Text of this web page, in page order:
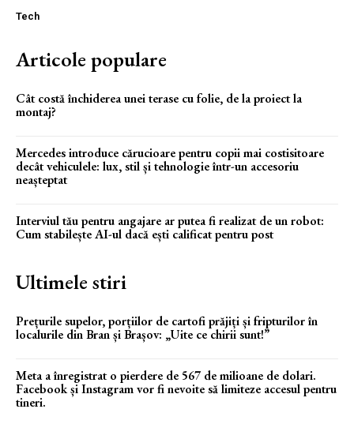
Tech
Articole populare
Cât costă închiderea unei terase cu folie, de la proiect la
montaj?
Mercedes introduce cărucioare pentru copii mai costisitoare
decât vehiculele: lux, stil și tehnologie într-un accesoriu
neașteptat
Interviul tău pentru angajare ar putea fi realizat de un robot:
Cum stabilește AI-ul dacă ești calificat pentru post
Ultimele stiri
Prețurile supelor, porțiilor de cartofi prăjiți și fripturilor în
localurile din Bran și Brașov: „Uite ce chirii sunt!”
Meta a înregistrat o pierdere de 567 de milioane de dolari.
Facebook și Instagram vor fi nevoite să limiteze accesul pentru
tineri.